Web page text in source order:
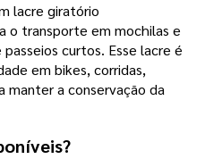
lacre giratório
o transporte em mochilas e
curtos. Esse lacre é
em bikes, corridas,
manter a conservação da